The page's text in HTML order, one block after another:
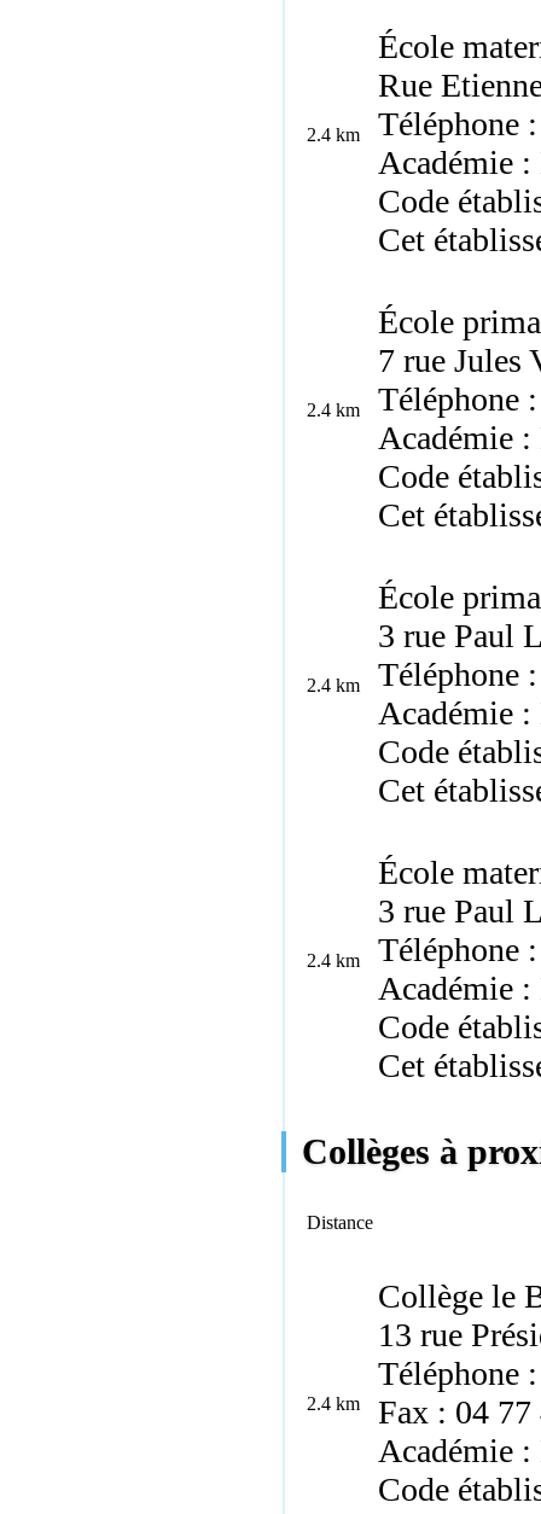
2.4 km
École
Rue
Téléphone
Académie
Code
Cet
2.4 km
École
7 rue Jules
Téléphone
Académie
Code
Cet
2.4 km
École
3 rue Paul
Téléphone
Académie
Code
Cet
2.4 km
École
3 rue Paul
Téléphone
Académie
Code
Cet
Collèges à
Distance
2.4 km
Collège le
13 rue
Téléphone
Fax : 04 77
Académie
Code